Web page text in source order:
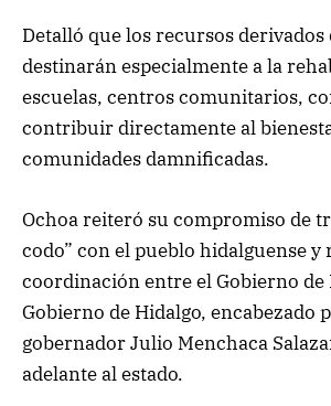
Detalló que los recursos derivados
destinarán especialmente a la
escuelas, centros comunitarios,
contribuir directamente al
comunidades damnificadas.
Ochoa reiteró su compromiso de
codo” con el pueblo hidalguense y
coordinación entre el Gobierno de
Gobierno de Hidalgo, encabezado
gobernador Julio Menchaca
adelante al estado.